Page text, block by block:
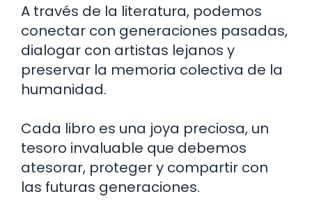
A través de la literatura, podemos
conectar con generaciones pasadas,
dialogar con artistas lejanos y
preservar la memoria colectiva de la
humanidad.
Cada libro es una joya preciosa, un
tesoro invaluable que debemos
atesorar, proteger y compartir con
las futuras generaciones.